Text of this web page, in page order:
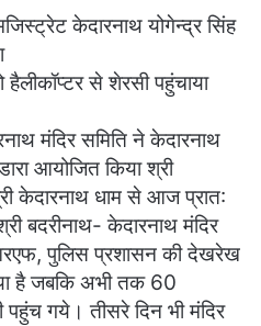
केदारनाथ योगेन्द्र सिंह
से शेरसी पहुंचाया
मंदिर समिति ने केदारनाथ
आयोजित किया श्री
केदारनाथ धाम से आज प्रात:
बदरीनाथ- केदारनाथ मंदिर
पुलिस प्रशासन की देखरेख
है जबकि अभी तक 60
पहुंच गये। तीसरे दिन भी मंदिर